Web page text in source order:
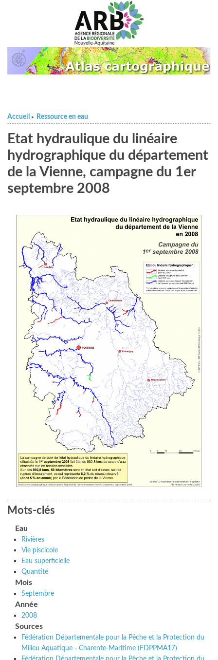
Accueil > Ressource en eau
Etat hydraulique du linéaire
hydrographique du département
de la Vienne, campagne du 1er
septembre 2008
Mots-clés
Eau
Rivières
Vie piscicole
Eau superficielle
Quantité
Mois
Septembre
Année
2008
Sources
Fédération Départementale pour la Pêche et la Protection du
Milieu Aquatique - Charente-Maritime (FDPPMA17)